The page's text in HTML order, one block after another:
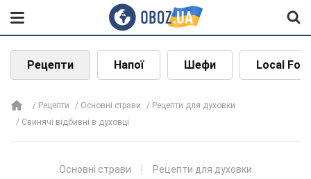
Рецепти Напої Шефи Local
Рецепти Основні страви
Рецепти для духовки
Свинячі відбивні в духовці
Основні страви Рецепти для духовки